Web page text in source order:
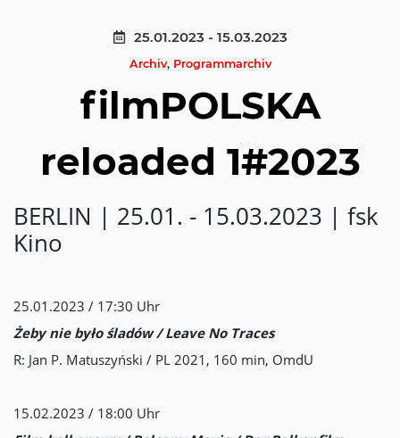
25.01.2023 - 15.03.2023
Archiv, Programmarchiv
filmPOLSKA
reloaded 1#2023
BERLIN | 25.01. - 15.03.2023 | fsk
Kino
25.01.2023 / 17:30 Uhr
Żeby nie było śladów / Leave No Traces
R: Jan P. Matuszyński / PL 2021, 160 min, OmdU
15.02.2023 / 18:00 Uhr